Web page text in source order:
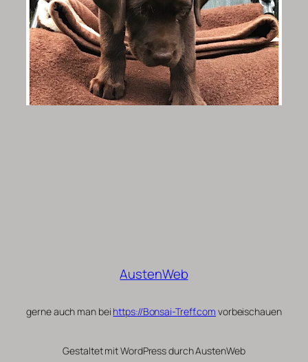
AustenWeb
gerne auch man bei https://Bonsai-Treff.com vorbeischauen
Gestaltet mit WordPress durch AustenWeb